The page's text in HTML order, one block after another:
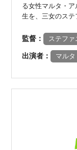
る女性マルタ・
生を、三女のステ
監督： ステフ
出演者： マル